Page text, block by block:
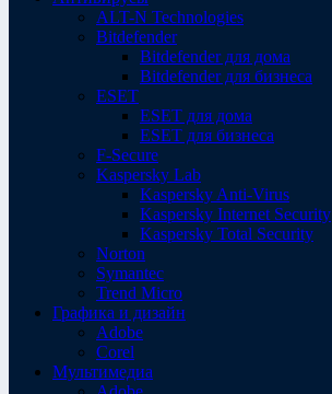
ALT-N Technologies
Bitdefender
Bitdefender для дома
Bitdefender для бизнеса
ESET
ESET для дома
ESET для бизнеса
F-Secure
Kaspersky Lab
Kaspersky Anti-Virus
Kaspersky Internet Security
Kaspersky Total Security
Norton
Symantec
Trend Micro
Графика и дизайн
Adobe
Corel
Мультимедиа